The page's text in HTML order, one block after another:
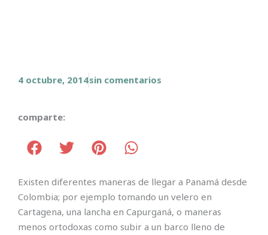
4 octubre, 2014sin comentarios
comparte:
Existen diferentes maneras de llegar a Panamá desde
Colombia; por ejemplo tomando un velero en
Cartagena, una lancha en Capurganá, o maneras
menos ortodoxas como subir a un barco lleno de